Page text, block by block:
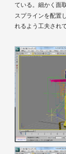
ている。細かく面
スプラインを配置し
れるよう工夫され